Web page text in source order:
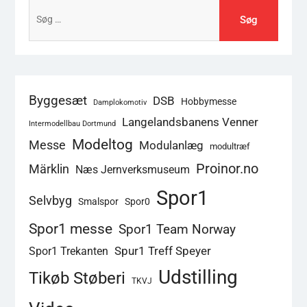
efter:
Byggesæt Damplokomotiv DSB Hobbymesse
Intermodellbau Dortmund
Langelandsbanens Venner
Messe Modeltog Modulanlæg modultræf
Märklin Næs Jernverksmuseum Proinor.no
Selvbyg Smalspor Spor0 Spor1
Spor1 messe Spor1 Team Norway
Spor1 Trekanten Spur1 Treff Speyer
Tikøb Støberi TKVJ Udstilling